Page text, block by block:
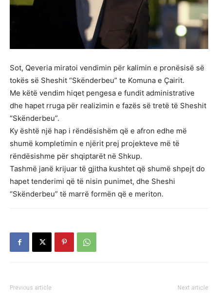
Sot, Qeveria miratoi vendimin për kalimin e pronësisë së
tokës së Sheshit “Skënderbeu” te Komuna e Çairit.
Me këtë vendim hiqet pengesa e fundit administrative
dhe hapet rruga për realizimin e fazës së tretë të Sheshit
“Skënderbeu”.
Ky është një hap i rëndësishëm që e afron edhe më
shumë kompletimin e njërit prej projekteve më të
rëndësishme për shqiptarët në Shkup.
Tashmë janë krijuar të gjitha kushtet që shumë shpejt do
hapet tenderimi që të nisin punimet, dhe Sheshi
“Skënderbeu” të marrë formën që e meriton.
Previous article Next article